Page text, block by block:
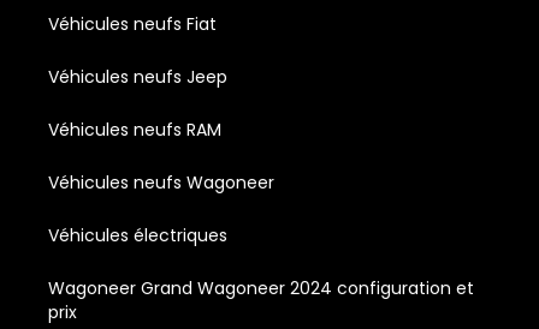
Véhicules neufs Fiat
Véhicules neufs Jeep
Véhicules neufs RAM
Véhicules neufs Wagoneer
Véhicules électriques
Wagoneer Grand Wagoneer 2024 configuration et
prix